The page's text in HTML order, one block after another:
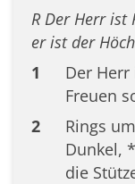
R Der Herr ist
er ist der
1
Der
Freuen
2
Rings
Dunkel,
die